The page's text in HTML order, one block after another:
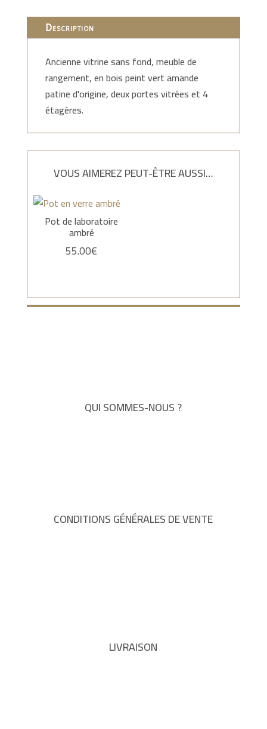
Description
Ancienne vitrine sans fond, meuble de
rangement, en bois peint vert amande
patine d'origine, deux portes vitrées et 4
étagères.
VOUS AIMEREZ PEUT-ÊTRE AUSSI…
Pot de laboratoire
ambré
55.00€
QUI SOMMES-NOUS ?
CONDITIONS GÉNÉRALES DE VENTE
LIVRAISON